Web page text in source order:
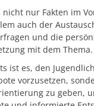
nicht nur Fakten im
auch der
und die
mit dem Thema.
ist es, den
vorzusetzen,
zu geben,